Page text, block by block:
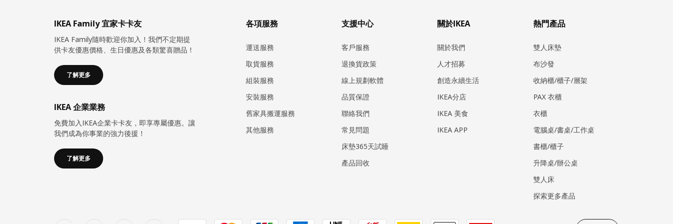
IKEA Family 宜家卡卡友
IKEA Family隨時歡迎你加入！我們不定期提
供卡友優惠價格、生日優惠及各類驚喜贈品！
了解更多
IKEA 企業業務
免費加入IKEA企業卡卡友，即享專屬優惠。讓
我們成為你事業的強力後援！
了解更多
各項服務
運送服務
取貨服務
組裝服務
安裝服務
​舊家具搬運服務
其他服務
支援中心
客戶服務
退換貨政策
線上規劃軟體
品質保證
聯絡我們
常見問題
床墊365天試睡
產品回收
關於IKEA
關於我們
人才招募
創造永續生活
IKEA分店
IKEA 美食
IKEA APP
熱門產品
雙人床墊
布沙發
收納櫃/櫃子/層架
PAX 衣櫃
衣櫃
電腦桌/書桌/工作桌
書櫃/櫃子
升降桌/辦公桌
雙人床
探索更多產品